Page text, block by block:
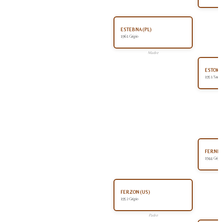
ESTEBNA (PL)
1961 Grigio
Madre
1951 Sauro
FERZON (US)
1952 Grigio
Padre
1944 Grigio